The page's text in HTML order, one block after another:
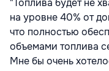
"Топлива будет не
на уровне 40% от
что полностью
объемами топлива
Мне бы очень